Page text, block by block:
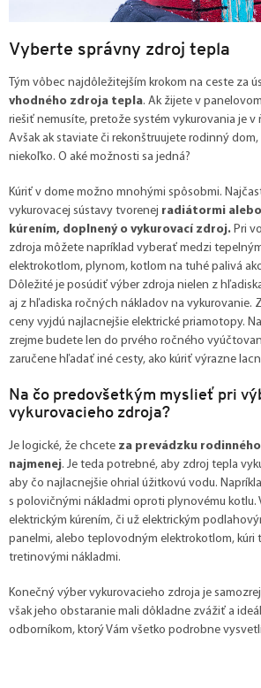
Vyberte správny zdroj tepla
Tým vôbec najdôležitejším krokom na ceste za
vhodného zdroja tepla. Ak žijete v
riešiť nemusíte, pretože systém vykurovania je v
Avšak ak staviate či rekonštruujete rodinný
niekoľko. O aké možnosti sa jedná?
Kúriť v dome možno mnohými spôsobmi.
vykurovacej sústavy tvorenej radiátormi
kúrením, doplnený o vykurovací zdroj. Pri
zdroja môžete napríklad vyberať medzi
elektrokotlom, plynom, kotlom na tuhé palivá
Dôležité je posúdiť výber zdroja nielen z
aj z hľadiska ročných nákladov na vykurovanie.
ceny vyjdú najlacnejšie elektrické priamotopy.
zrejme budete len do prvého ročného
zaručene hľadať iné cesty, ako kúriť výrazne
Na čo predovšetkým myslieť pri
vykurovacieho zdroja?
Je logické, že chcete za prevádzku
najmenej. Je teda potrebné, aby zdroj tepla
aby čo najlacnejšie ohrial úžitkovú vodu.
s polovičnými nákladmi oproti plynovému kotlu.
elektrickým kúrením, či už elektrickým
panelmi, alebo teplovodným elektrokotlom, kúri
tretinovými nákladmi.
Konečný výber vykurovacieho zdroja je
však jeho obstaranie mali dôkladne zvážiť a
odborníkom, ktorý Vám všetko podrobne